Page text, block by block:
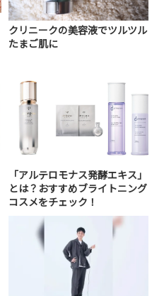
クリニークの美容液でツルツル
たまご肌に
「アルテロモナス発酵エキス」
とは？おすすめブライトニング
コスメをチェック！